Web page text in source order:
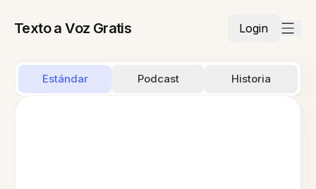
Texto a Voz Gratis Login
Estándar Podcast Historia